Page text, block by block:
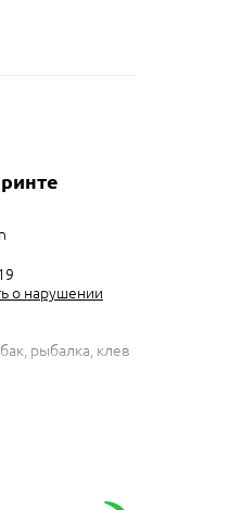
о нарушении
рыбалка, клев